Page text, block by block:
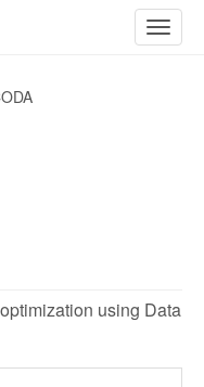
ein-/
using Data